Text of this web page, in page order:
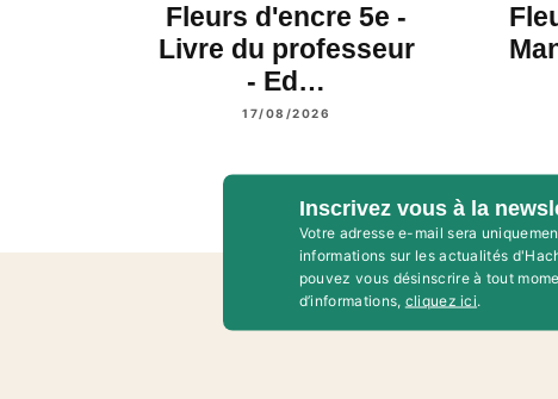
Fleurs d'encre 5e -
Livre du professeur
- Ed…
17/08/2026
Inscrivez vous à la
Votre adresse e-mail sera
informations sur les actualités
pouvez vous désinscrire à tout
d’informations, cliquez ici.